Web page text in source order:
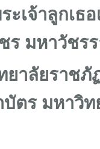
เจ้าลูกเธ
ร มหาวัชร
ยาลัยราช
ร มหาวิท